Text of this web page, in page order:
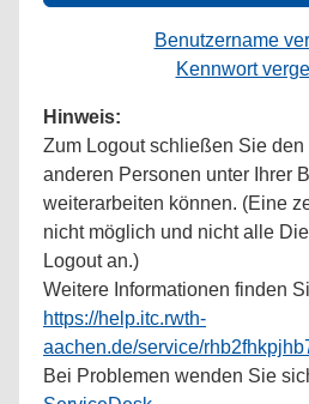
Benutzername
Kennwort
Hinweis:
Zum Logout schließen Sie
anderen Personen unter Ihrer
weiterarbeiten können. (Eine
nicht möglich und nicht alle
Logout an.)
Weitere Informationen finden
https://help.itc.rwth-
aachen.de/service/
Bei Problemen wenden Sie